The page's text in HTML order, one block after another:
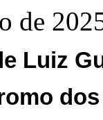
de
Luiz